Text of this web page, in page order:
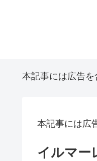
本記事には広告を
本記事には広
イルマー